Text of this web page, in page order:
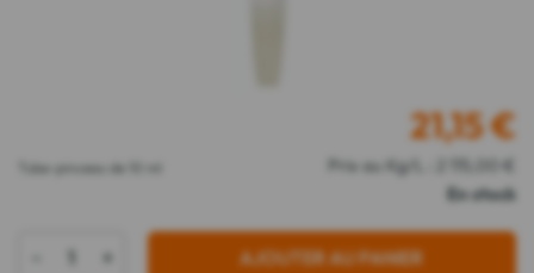
Tube-pinceau de 10 ml
21,15€
Prix au Kg/L : 2 115,00 €
En stock
+ AJOUTER AU PANIER